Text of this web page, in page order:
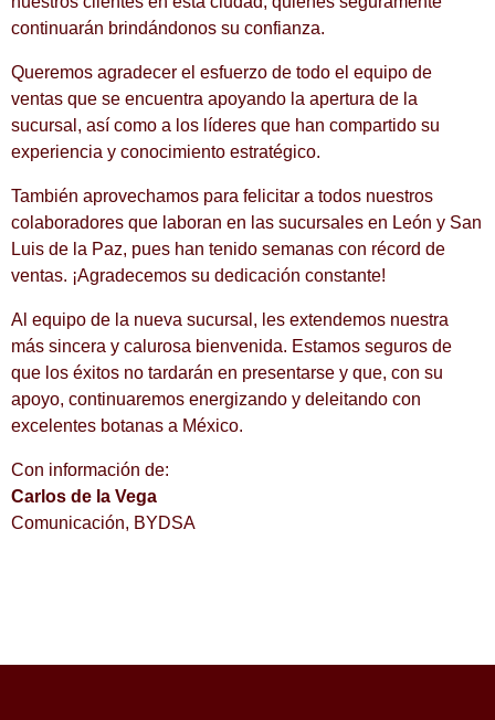
continuarán brindándonos su confianza.
Queremos agradecer el esfuerzo de todo el equipo de
ventas que se encuentra apoyando la apertura de la
sucursal, así como a los líderes que han compartido su
experiencia y conocimiento estratégico.
También aprovechamos para felicitar a todos nuestros
colaboradores que laboran en las sucursales en León y San
Luis de la Paz, pues han tenido semanas con récord de
ventas. ¡Agradecemos su dedicación constante!
Al equipo de la nueva sucursal, les extendemos nuestra
más sincera y calurosa bienvenida. Estamos seguros de
que los éxitos no tardarán en presentarse y que, con su
apoyo, continuaremos energizando y deleitando con
excelentes botanas a México.
Con información de:
Carlos de la Vega
Comunicación, BYDSA